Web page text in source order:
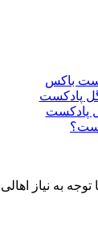
باکس
پادکست
پادکست